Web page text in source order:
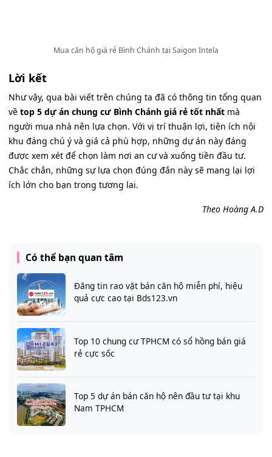
Mua căn hộ giá rẻ Bình Chánh tại Saigon Intela
Lời kết
Như vậy, qua bài viết trên chúng ta đã có thông tin tổng quan
về top 5 dự án chung cư Bình Chánh giá rẻ tốt nhất mà
người mua nhà nên lựa chọn. Với vị trí thuận lợi, tiện ích nội
khu đáng chú ý và giá cả phù hợp, những dự án này đáng
được xem xét để chọn làm nơi an cư và xuống tiền đầu tư.
Chắc chắn, những sự lựa chọn đúng đắn này sẽ mang lại lợi
ích lớn cho bạn trong tương lai.
Theo Hoàng A.D
Có thể bạn quan tâm
Đăng tin rao vặt bán căn hộ miễn phí, hiệu
quả cực cao tại Bds123.vn
Top 10 chung cư TPHCM có sổ hồng bán giá
rẻ cực sốc
Top 5 dự án bán căn hộ nên đầu tư tại khu
Nam TPHCM